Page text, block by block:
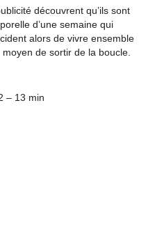
découvrent qu’ils sont
d’une semaine qui
alors de vivre ensemble
de sortir de la boucle.
– 13 min